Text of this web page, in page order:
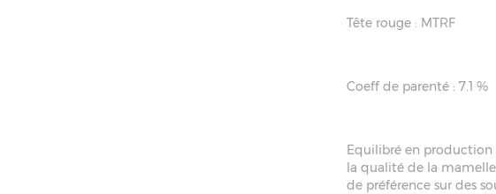
Tête rouge : MTRF
Coeff de parenté : 7.1 %
Equilibré en production
la qualité de la mamelle
de préférence sur des